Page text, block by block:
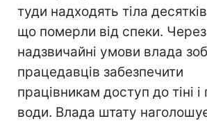
туди надходять тіла
що померли від спеки. Через
надзвичайні умови влада
працедавців забезпечити
працівникам доступ до тіні і
води. Влада штату